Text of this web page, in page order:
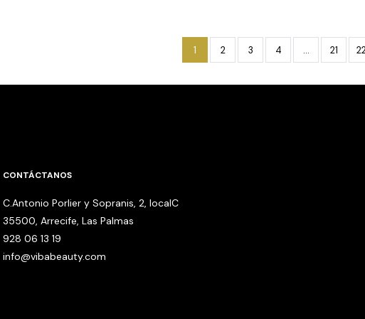
1 2 3 4 … 21
CONTÁCTANOS
C.Antonio Porlier y Sopranis, 2, localC
35500, Arrecife, Las Palmas
928 06 13 19
info@vibabeauty.com